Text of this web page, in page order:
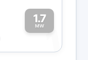
1.7
MW1